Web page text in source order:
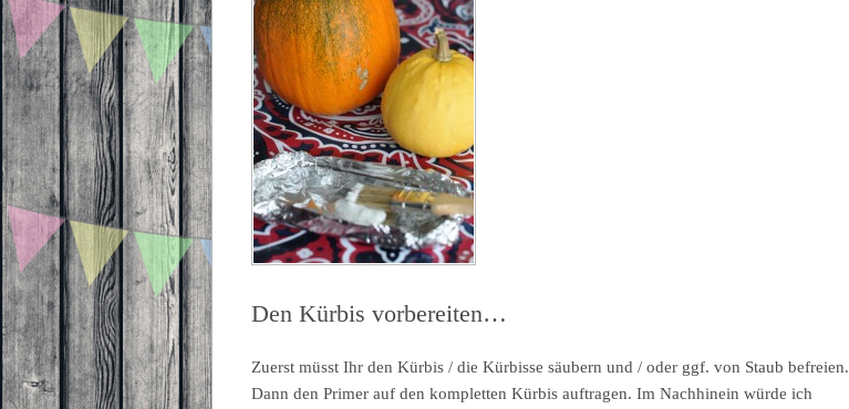
Den Kürbis vorbereiten…
Zuerst müsst Ihr den Kürbis / die Kürbisse säubern und / oder ggf. von Staub befreien.
Dann den Primer auf den kompletten Kürbis auftragen. Im Nachhinein würde ich